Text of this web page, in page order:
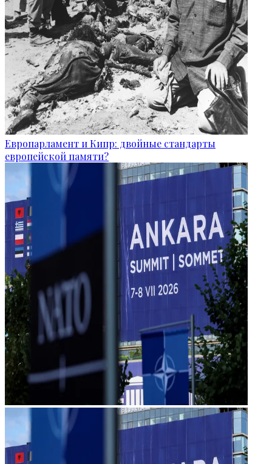
Европарламент и Кипр: двойные стандарты
европейской памяти?